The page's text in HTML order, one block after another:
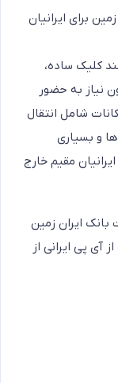
برای ایرانیان
کلیک ساده،
نیاز به حضور
شامل انتقال
و بسیاری
مقیم خارج
بانک ایران زمین
آی پی ایرانی از